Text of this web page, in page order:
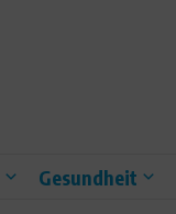
Gesundheit